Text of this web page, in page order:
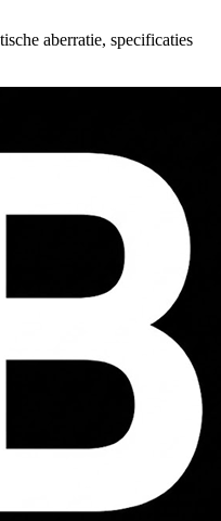
aberratie, specificaties